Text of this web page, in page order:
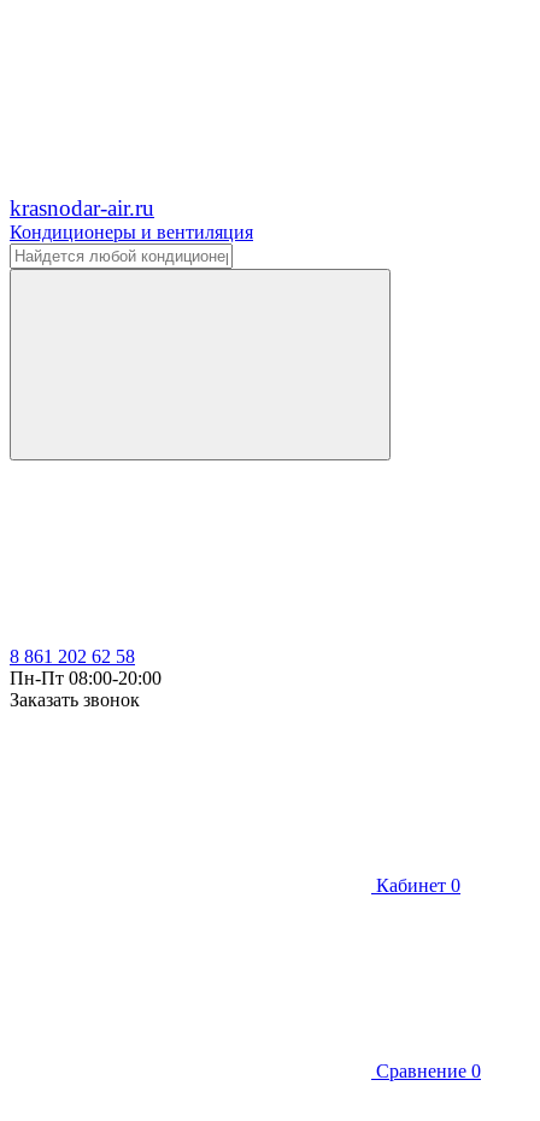
krasnodar-air.ru
Кондиционеры и вентиляция
8 861 202 62 58
Пн-Пт 08:00-20:00
Заказать звонок
Кабинет 0
Сравнение 0